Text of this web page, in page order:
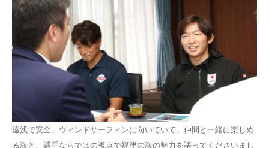
遠浅で安全、ウィンドサーフィンに向いていて、仲間と一緒に楽しめ
る海と、選手ならではの視点で福津の海の魅力を語ってくださいまし